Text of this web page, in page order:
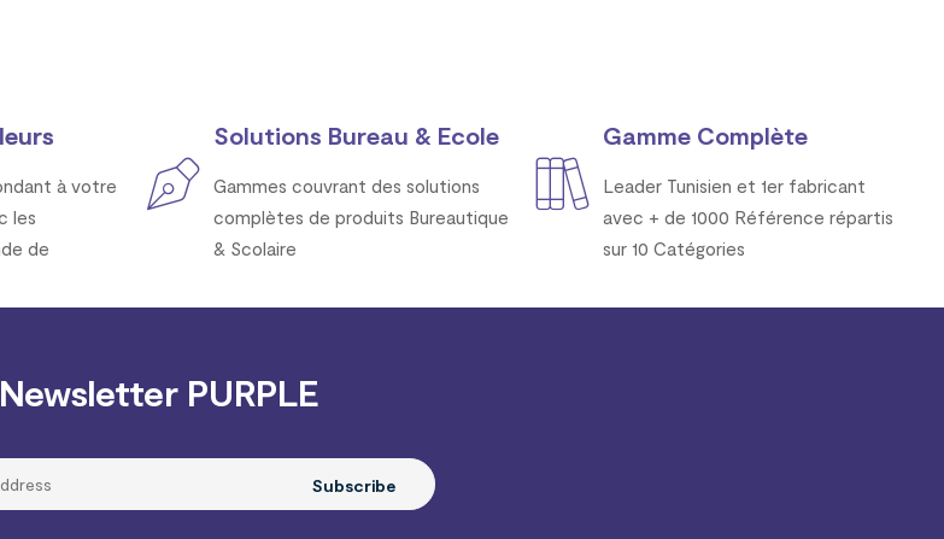
à votre
les
de
Solutions Bureau & Ecole
Gammes couvrant des solutions
complètes de produits Bureautique
& Scolaire
Gamme Complète
Leader Tunisien et 1er fabricant
avec + de 1000 Référence répartis
sur 10 Catégories
PURPLE
Subscribe